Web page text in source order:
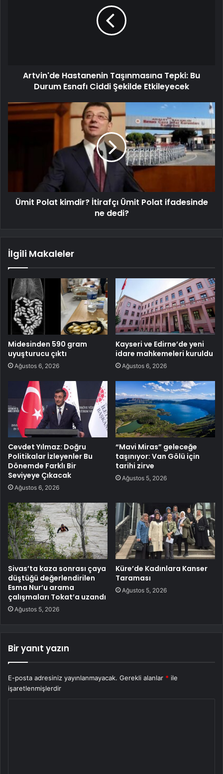
Artvin'de Hastanenin Taşınmasına Tepki: Bu
Durum Esnafı Ciddi Şekilde Etkileyecek
Ümit Polat kimdir? İtirafçı Ümit Polat ifadesinde
ne dedi?
İlgili Makaleler
Midesinden 590 gram
uyuşturucu çıktı
Ağustos 6, 2026
Kayseri ve Edirne’de yeni
idare mahkemeleri kuruldu
Ağustos 6, 2026
Cevdet Yılmaz: Doğru
Politikalar İzleyenler Bu
Dönemde Farklı Bir
Seviyeye Çıkacak
Ağustos 6, 2026
“Mavi Miras” geleceğe
taşınıyor: Van Gölü için
tarihi zirve
Ağustos 5, 2026
Sivas’ta kaza sonrası çaya
düştüğü değerlendirilen
Esma Nur’u arama
çalışmaları Tokat’a uzandı
Ağustos 5, 2026
Küre’de Kadınlara Kanser
Taraması
Ağustos 5, 2026
Bir yanıt yazın
E-posta adresiniz yayınlanmayacak. Gerekli alanlar * ile
işaretlenmişlerdir